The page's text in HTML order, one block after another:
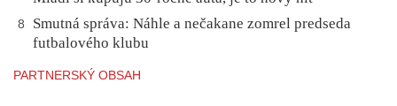
8
Smutná správa: Náhle a nečakane zomrel predseda
futbalového klubu
PARTNERSKÝ OBSAH